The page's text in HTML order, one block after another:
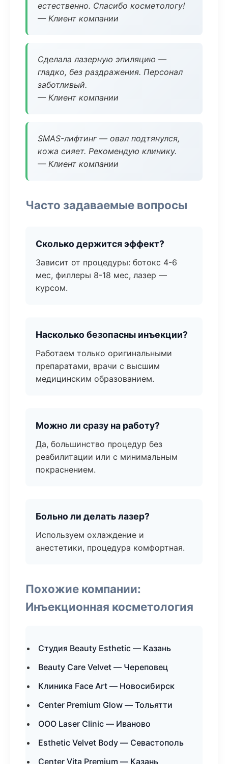
естественно. Спасибо косметологу!
— Клиент компании
Сделала лазерную эпиляцию —
гладко, без раздражения. Персонал
заботливый.
— Клиент компании
SMAS-лифтинг — овал подтянулся,
кожа сияет. Рекомендую клинику.
— Клиент компании
Часто задаваемые вопросы
Сколько держится эффект?
Зависит от процедуры: ботокс 4-6
мес, филлеры 8-18 мес, лазер —
курсом.
Насколько безопасны инъекции?
Работаем только оригинальными
препаратами, врачи с высшим
медицинским образованием.
Можно ли сразу на работу?
Да, большинство процедур без
реабилитации или с минимальным
покраснением.
Больно ли делать лазер?
Используем охлаждение и
анестетики, процедура комфортная.
Похожие компании:
Инъекционная косметология
Студия Beauty Esthetic — Казань
Beauty Care Velvet — Череповец
Клиника Face Art — Новосибирск
Center Premium Glow — Тольятти
ООО Laser Clinic — Иваново
Esthetic Velvet Body — Севастополь
Center Vita Premium — Казань